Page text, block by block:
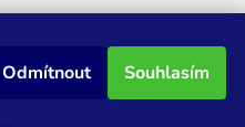
Odmítnout Souhlasím